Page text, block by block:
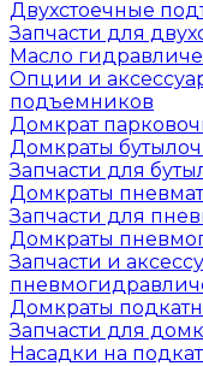
Двухстоечные
Запчасти для
Масло
Опции и
подъемников
Домкрат
Домкраты
Запчасти для
Домкраты
Запчасти для
Домкраты
Запчасти и
Домкраты
Запчасти для
Насадки на